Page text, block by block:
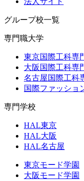
グループ校一覧
専門職大学
東京国際工科専
大阪国際工科専
名古屋国際工科
国際ファッショ
専門学校
HAL東京
HAL大阪
HAL名古屋
東京モード学園
大阪モード学園